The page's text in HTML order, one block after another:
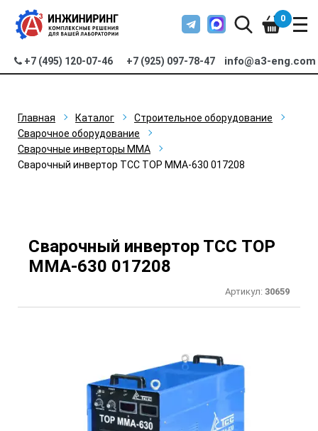
+7 (495) 120-07-46 +7 (925) 097-78-47 info@a3-eng.com
0
Главная Каталог
Строительное оборудование
Сварочное оборудование
Сварочные инверторы MMA
Сварочный инвертор ТСС TOP MMA-630 017208
Сварочный инвертор ТСС TOP
MMA-630 017208
Артикул: 30659